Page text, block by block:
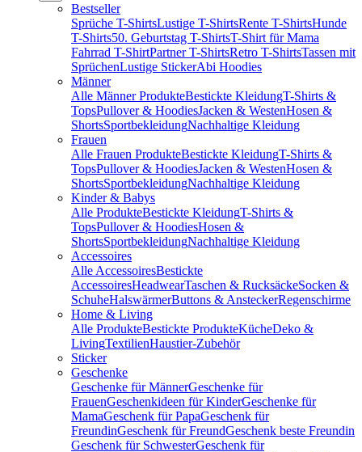
Bestseller
Sprüche T-ShirtsLustige T-ShirtsRente T-ShirtsHunde
T-Shirts50. Geburtstag T-ShirtsT-Shirt für Mama
Fahrrad T-ShirtPartner T-ShirtsRetro T-ShirtsTassen mit
SprüchenLustige StickerAbi Hoodies
Männer
Alle Männer ProdukteBestickte KleidungT-Shirts &
TopsPullover & HoodiesJacken & WestenHosen &
ShortsSportbekleidungNachhaltige Kleidung
Frauen
Alle Frauen ProdukteBestickte KleidungT-Shirts &
TopsPullover & HoodiesJacken & WestenHosen &
ShortsSportbekleidungNachhaltige Kleidung
Kinder & Babys
Alle ProdukteBestickte KleidungT-Shirts &
TopsPullover & HoodiesHosen &
ShortsSportbekleidungNachhaltige Kleidung
Accessoires
Alle AccessoiresBestickte
AccessoiresHeadwearTaschen & RucksäckeSocken &
SchuheHalswärmerButtons & AnsteckerRegenschirme
Home & Living
Alle ProdukteBestickte ProdukteKücheDeko &
LivingTextilienHaustier-Zubehör
Sticker
Geschenke
Geschenke für MännerGeschenke für
FrauenGeschenkideen für KinderGeschenke für
MamaGeschenk für PapaGeschenk für
FreundinGeschenk für FreundGeschenk beste Freundin
Geschenk für SchwesterGeschenk für